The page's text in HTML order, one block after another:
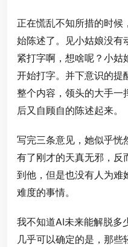
正在慌乱不知所措的时候
始陈述了。见小姑娘没有
紧打字啊，想啥呢？小姑
开始打字。并下意识的提
整个内容，领头的大手一
后又自顾自的陈述起来。
写完三条意见，她似乎恍
有了刚才的天真无邪，反
到他，但是也没有人为难
难度的事情。
我不知道AI未来能解脱多
几乎可以确定的是，那些